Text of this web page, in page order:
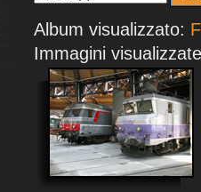
Album visualizzato:
Immagini